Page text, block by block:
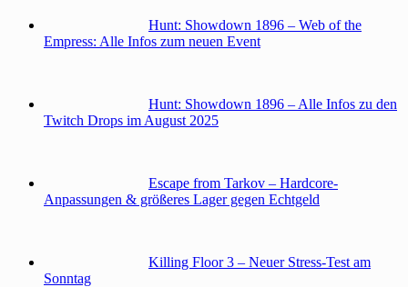
Hunt: Showdown 1896 – Web of the
Empress: Alle Infos zum neuen Event
Hunt: Showdown 1896 – Alle Infos zu den
Twitch Drops im August 2025
Escape from Tarkov – Hardcore-
Anpassungen & größeres Lager gegen Echtgeld
Killing Floor 3 – Neuer Stress-Test am
Sonntag